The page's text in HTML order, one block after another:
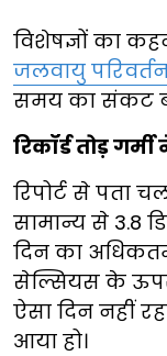
विशेषज्ञों का
जलवायु
समय का संकट
रिकॉर्ड तोड़
रिपोर्ट से पता
सामान्य से 3.8
दिन का
सेल्सियस के
ऐसा दिन नहीं
आया हो।